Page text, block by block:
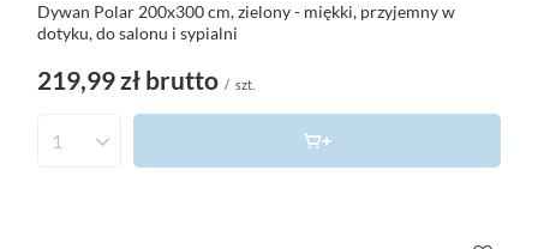
Dywan Polar 200x300 cm, zielony - miękki, przyjemny w
dotyku, do salonu i sypialni
219,99 zł brutto / szt.